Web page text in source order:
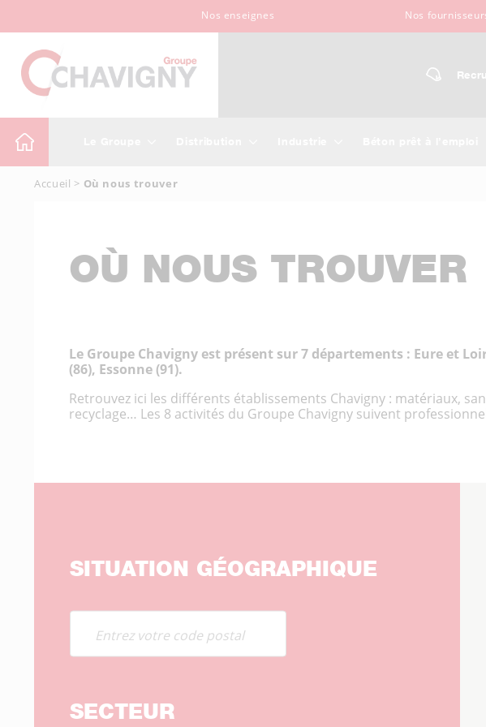
Nos enseignes Nos
Accueil > Où nous trouver
OÙ NOUS TROUVER
Le Groupe Chavigny est présent sur 7 départements : Eure et
(86), Essonne (91).
Retrouvez ici les différents établissements Chavigny : matériaux,
recyclage… Les 8 activités du Groupe Chavigny suivent
SITUATION GÉOGRAPHIQUE
SECTEUR